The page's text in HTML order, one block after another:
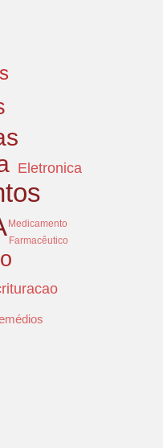
Eletronica
Medicamento
Farmacêutico